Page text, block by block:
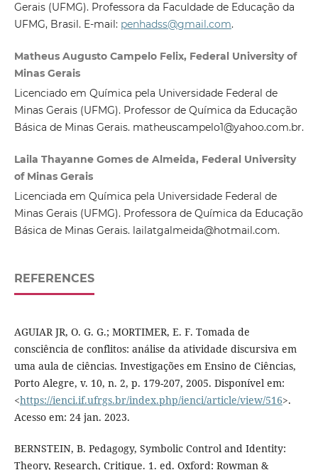
Gerais (UFMG). Professora da Faculdade de Educação da
UFMG, Brasil. E-mail: penhadss@gmail.com.
Matheus Augusto Campelo Felix, Federal University of
Minas Gerais
Licenciado em Química pela Universidade Federal de
Minas Gerais (UFMG). Professor de Química da Educação
Básica de Minas Gerais. matheuscampelo1@yahoo.com.br.
Laila Thayanne Gomes de Almeida, Federal University
of Minas Gerais
Licenciada em Química pela Universidade Federal de
Minas Gerais (UFMG). Professora de Química da Educação
Básica de Minas Gerais. lailatgalmeida@hotmail.com.
REFERENCES
AGUIAR JR, O. G. G.; MORTIMER, E. F. Tomada de
consciência de conflitos: análise da atividade discursiva em
uma aula de ciências. Investigações em Ensino de Ciências,
Porto Alegre, v. 10, n. 2, p. 179-207, 2005. Disponível em:
<https://ienci.if.ufrgs.br/index.php/ienci/article/view/516>.
Acesso em: 24 jan. 2023.
BERNSTEIN, B. Pedagogy, Symbolic Control and Identity:
Theory, Research, Critique. 1. ed. Oxford: Rowman &